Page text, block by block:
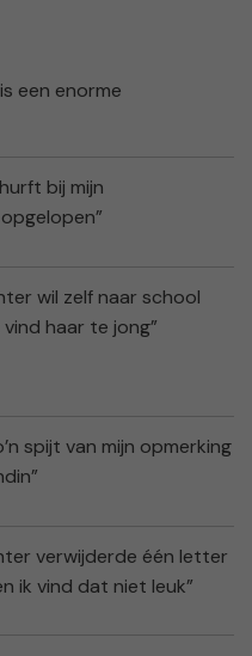
een enorme
bij mijn
wil zelf naar school
haar te jong”
spijt van mijn opmerking
verwijderde één letter
ik vind dat niet leuk”